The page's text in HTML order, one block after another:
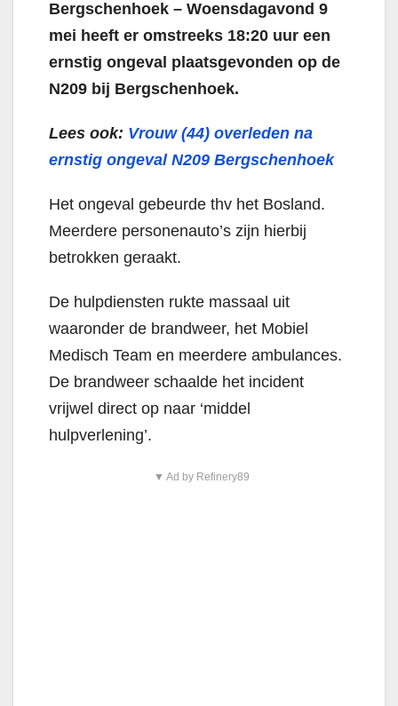
Bergschenhoek – Woensdagavond 9
mei heeft er omstreeks 18:20 uur een
ernstig ongeval plaatsgevonden op de
N209 bij Bergschenhoek.
Lees ook: Vrouw (44) overleden na
ernstig ongeval N209 Bergschenhoek
Het ongeval gebeurde thv het Bosland.
Meerdere personenauto’s zijn hierbij
betrokken geraakt.
De hulpdiensten rukte massaal uit
waaronder de brandweer, het Mobiel
Medisch Team en meerdere ambulances.
De brandweer schaalde het incident
vrijwel direct op naar ‘middel
hulpverlening’.
▼ Ad by Refinery89